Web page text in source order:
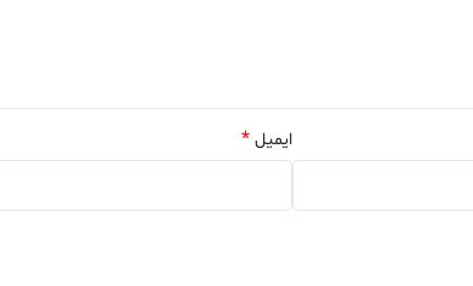
ایمیل *